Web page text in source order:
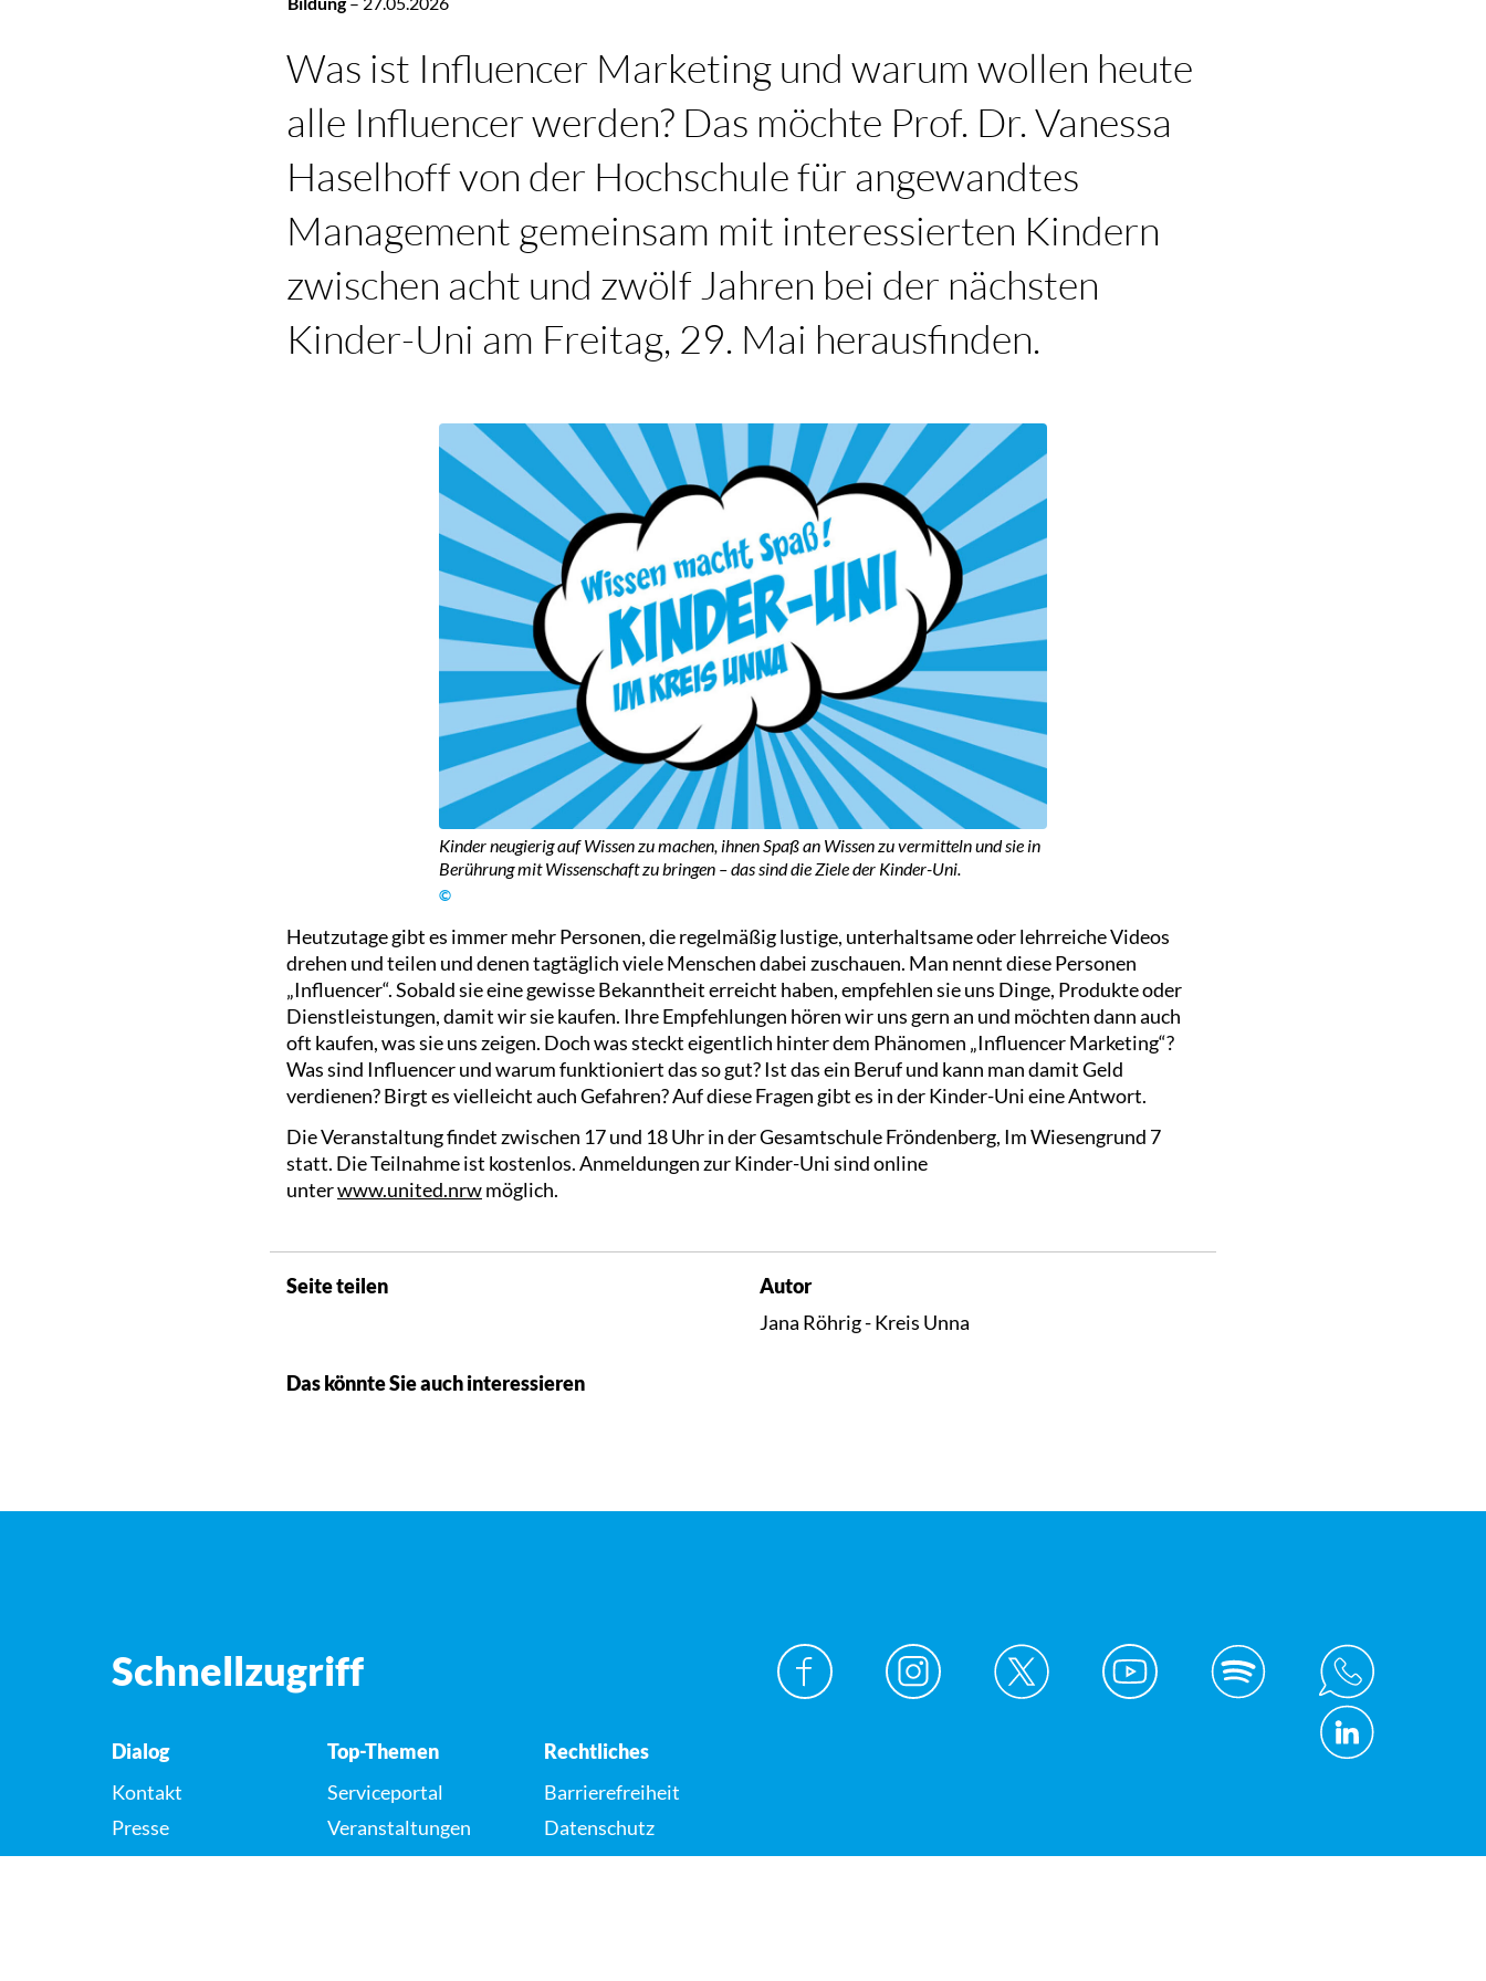
Was ist Influencer Marketing und warum wollen heute
alle Influencer werden? Das möchte Prof. Dr. Vanessa
Haselhoff von der Hochschule für angewandtes
Management gemeinsam mit interessierten Kindern
zwischen acht und zwölf Jahren bei der nächsten
Kinder-Uni am Freitag, 29. Mai herausfinden.
Kinder neugierig auf Wissen zu machen, ihnen Spaß an Wissen zu vermitteln und sie in
Berührung mit Wissenschaft zu bringen – das sind die Ziele der Kinder-Uni.
©
Heutzutage gibt es immer mehr Personen, die regelmäßig lustige, unterhaltsame oder lehrreiche Videos
drehen und teilen und denen tagtäglich viele Menschen dabei zuschauen. Man nennt diese Personen
„Influencer“. Sobald sie eine gewisse Bekanntheit erreicht haben, empfehlen sie uns Dinge, Produkte oder
Dienstleistungen, damit wir sie kaufen. Ihre Empfehlungen hören wir uns gern an und möchten dann auch
oft kaufen, was sie uns zeigen. Doch was steckt eigentlich hinter dem Phänomen „Influencer Marketing“?
Was sind Influencer und warum funktioniert das so gut? Ist das ein Beruf und kann man damit Geld
verdienen? Birgt es vielleicht auch Gefahren? Auf diese Fragen gibt es in der Kinder-Uni eine Antwort.
Die Veranstaltung findet zwischen 17 und 18 Uhr in der Gesamtschule Fröndenberg, Im Wiesengrund 7
statt. Die Teilnahme ist kostenlos. Anmeldungen zur Kinder-Uni sind online
unterwww.united.nrwmöglich.
Seite teilen
Autor
Jana Röhrig - Kreis Unna
Das könnte Sie auch interessieren
Schnellzugriff
Dialog
Kontakt
Presse
Top-Themen
Serviceportal
Veranstaltungen
Karriere
Rechtliches
Barrierefreiheit
Datenschutz
Impressum